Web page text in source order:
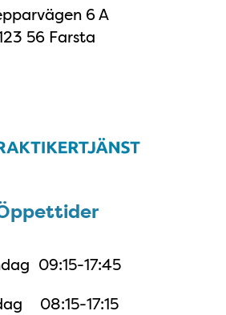
6 A
56 Farsta
09:15-17:45
08:15-17:15